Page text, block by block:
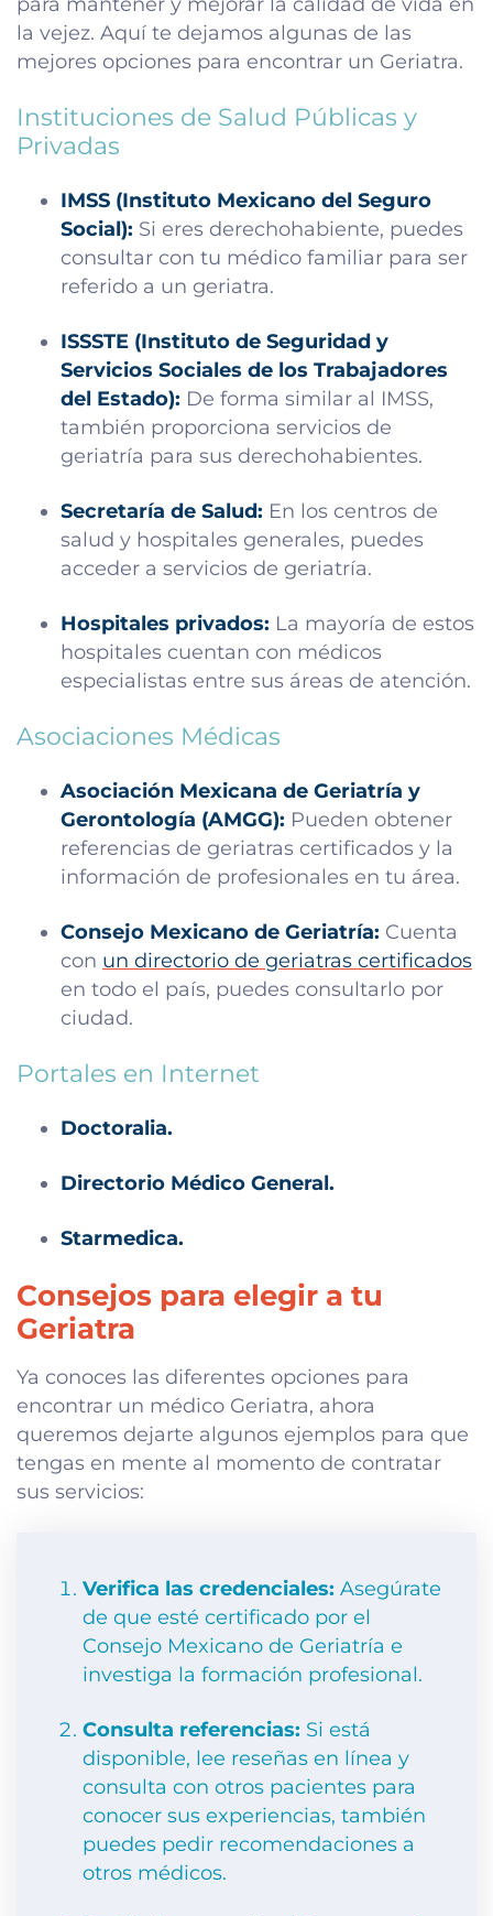
la vejez. Aquí te dejamos algunas de las
mejores opciones para encontrar un Geriatra.
Instituciones de Salud Públicas y
Privadas
IMSS (Instituto Mexicano del Seguro
Social): Si eres derechohabiente, puedes
consultar con tu médico familiar para ser
referido a un geriatra.
ISSSTE (Instituto de Seguridad y
Servicios Sociales de los Trabajadores
del Estado): De forma similar al IMSS,
también proporciona servicios de
geriatría para sus derechohabientes.
Secretaría de Salud: En los centros de
salud y hospitales generales, puedes
acceder a servicios de geriatría.
Hospitales privados: La mayoría de estos
hospitales cuentan con médicos
especialistas entre sus áreas de atención.
Asociaciones Médicas
Asociación Mexicana de Geriatría y
Gerontología (AMGG): Pueden obtener
referencias de geriatras certificados y la
información de profesionales en tu área.
Consejo Mexicano de Geriatría: Cuenta
con un directorio de geriatras certificados
en todo el país, puedes consultarlo por
ciudad.
Portales en Internet
Doctoralia.
Directorio Médico General.
Starmedica.
Consejos para elegir a tu
Geriatra
Ya conoces las diferentes opciones para
encontrar un médico Geriatra, ahora
queremos dejarte algunos ejemplos para que
tengas en mente al momento de contratar
sus servicios:
Verifica las credenciales: Asegúrate
de que esté certificado por el
Consejo Mexicano de Geriatría e
investiga la formación profesional.
Consulta referencias: Si está
disponible, lee reseñas en línea y
consulta con otros pacientes para
conocer sus experiencias, también
puedes pedir recomendaciones a
otros médicos.